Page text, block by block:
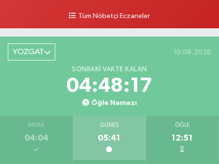
Tüm Nöbetçi Eczaneler
YOZGAT 10.08.2026
SONRAKI VAKTE KALAN
04:48:16
Öğle Namazı
İMSAK
04:04
GÜNEŞ
05:41
ÖĞLE
12:51